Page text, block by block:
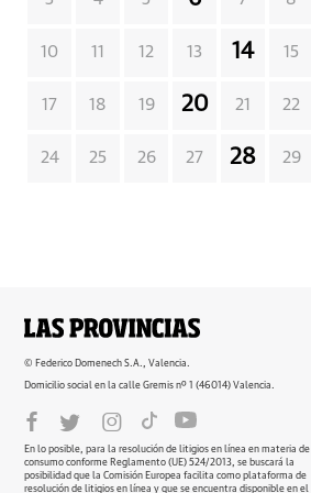
10 11 12 13 14 15
17 18 19 20 21 22
24 25 26 27 28 29
© Federico Domenech S.A., Valencia.
Domicilio social en la calle Gremis nº 1 (46014) Valencia.
En lo posible, para la resolución de litigios en línea en materia de
consumo conforme Reglamento (UE) 524/2013, se buscará la
posibilidad que la Comisión Europea facilita como plataforma de
resolución de litigios en línea y que se encuentra disponible en el